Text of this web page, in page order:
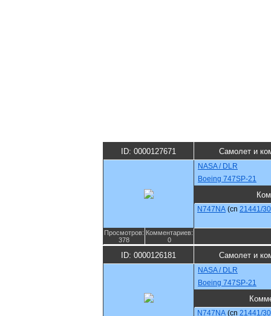
ID: 0000127671 Самолет и
NASA / DLR
Boeing 747SP-21
N747NA (cn 21441/
Просмотров:
378
Комментариев:
0
ID: 0000126181 Самолет и
NASA / DLR
Boeing 747SP-21
N747NA (cn 21441/